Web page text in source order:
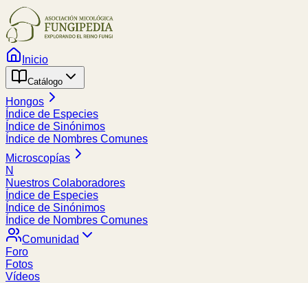
Inicio
Catálogo
Hongos
Índice de Especies
Índice de Sinónimos
Índice de Nombres Comunes
Microscopías
N
Nuestros Colaboradores
Índice de Especies
Índice de Sinónimos
Índice de Nombres Comunes
Comunidad
Foro
Fotos
Vídeos